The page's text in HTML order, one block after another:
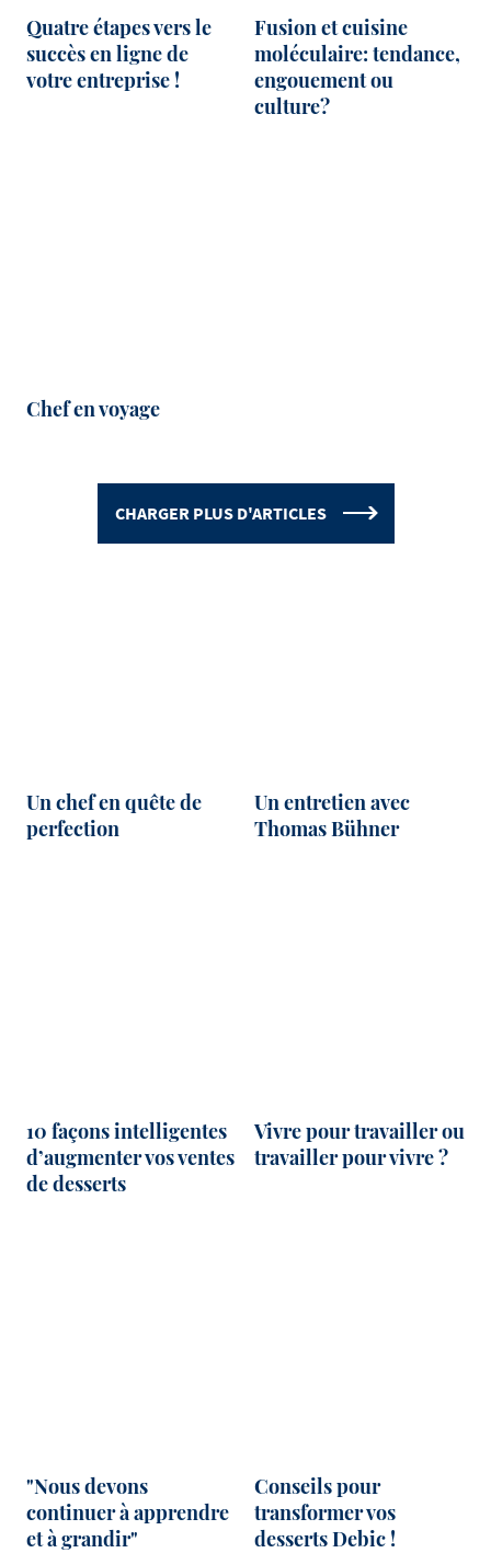
Quatre étapes vers le
succès en ligne de
votre entreprise !
Fusion et cuisine
moléculaire: tendance,
engouement ou
culture?
Chef en voyage
CHARGER PLUS D'ARTICLES
Un chef en quête de
perfection
Un entretien avec
Thomas Bühner
10 façons intelligentes
d’augmenter vos ventes
de desserts
Vivre pour travailler ou
travailler pour vivre ?
"Nous devons
continuer à apprendre
et à grandir"
Conseils pour
transformer vos
desserts Debic !